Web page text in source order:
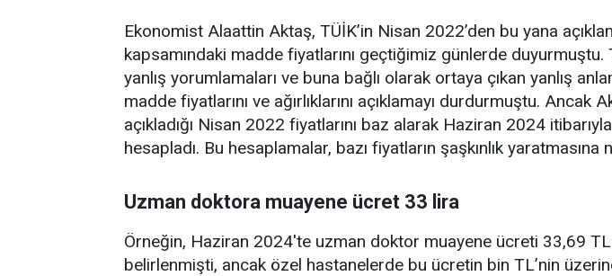
Ekonomist Alaattin Aktaş, TÜİK’in Nisan 2022’den bu yana
kapsamındaki madde fiyatlarını geçtiğimiz günlerde duyurmuştu.
yanlış yorumlamaları ve buna bağlı olarak ortaya çıkan yanlış
madde fiyatlarını ve ağırlıklarını açıklamayı durdurmuştu. Ancak
açıkladığı Nisan 2022 fiyatlarını baz alarak Haziran 2024
hesapladı. Bu hesaplamalar, bazı fiyatların şaşkınlık yaratmasına
Uzman doktora muayene ücret 33 lira
Örneğin, Haziran 2024'te uzman doktor muayene ücreti 33,69
belirlenmişti, ancak özel hastanelerde bu ücretin bin TL’nin